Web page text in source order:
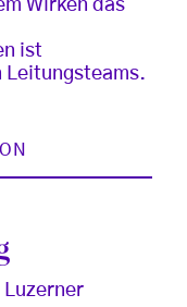
Wirken das
ist
Leitungsteams.
Luzerner